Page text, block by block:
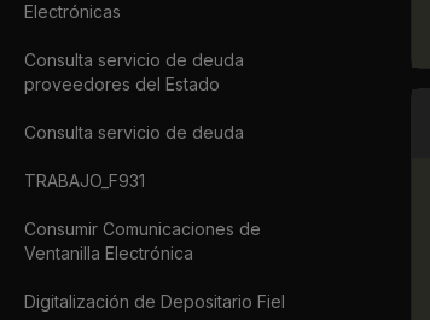
Electrónicas
Consulta servicio de deuda
proveedores del Estado
Consulta servicio de deuda
TRABAJO_F931
Consumir Comunicaciones de
Ventanilla Electrónica
Digitalización de Depositario Fiel